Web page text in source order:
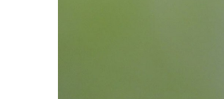
Cách âm nhạc trị liệu được
Dự báo thời tiết ngày 08/8/
Cảnh báo 3 thời điểm nguy